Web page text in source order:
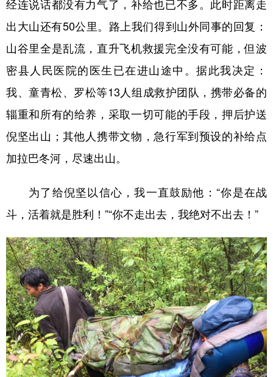
经连说话都没有力气了，补给也已不多。此时距离走
出大山还有50公里。路上我们得到山外同事的回复：
山谷里全是乱流，直升飞机救援完全没有可能，但波
密县人民医院的医生已在进山途中。据此我决定：
我、童青松、罗松等13人组成救护团队，携带必备的
辎重和所有的给养，采取一切可能的手段，押后护送
倪坚出山；其他人携带文物，急行军到预设的补给点
加拉巴冬河，尽速出山。
为了给倪坚以信心，我一直鼓励他：“你是在战
斗，活着就是胜利！”“你不走出去，我绝对不出去！”